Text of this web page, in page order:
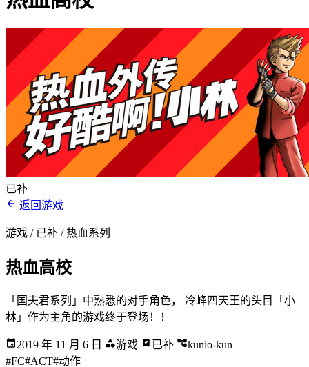
已补
返回游戏
游戏 / 已补 / 热血系列
热血高校
「国夫君系列」中熟悉的对手角色， 冷峰四天王的头目「小
林」作为主角的游戏终于登场！！
2019 年 11 月 6 日 游戏 已补
kunio-kun
#FC#ACT#动作